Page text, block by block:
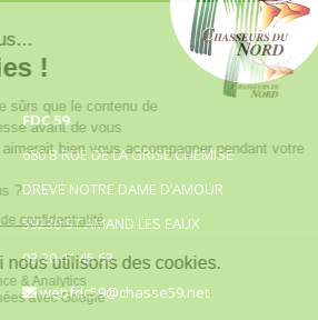
FDC 59
680 B RUE DE LA GRISE CHEMISE
DREVE NOTRE DAME D’AMOUR
59230 ST AMAND LES EAUX
03.20.41.45.63
webfdc59@chasse59.net